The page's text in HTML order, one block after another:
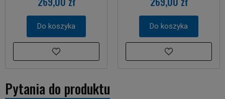
Do koszyka Do koszyka
Pytania do produktu